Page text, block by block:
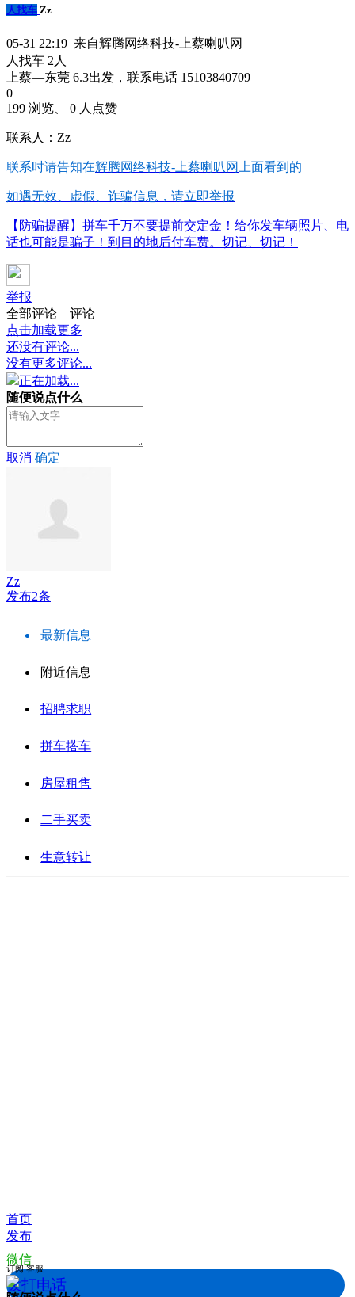
人找车 Zz
05-31 22:19 来自辉腾网络科技-上蔡喇叭网
人找车 2人
上蔡—东莞 6.3出发，联系电话 15103840709
0
199 浏览、 0 人点赞
联系人：Zz
联系时请告知在辉腾网络科技-上蔡喇叭网 上面看到的
如遇无效、虚假、诈骗信息，请立即举报
【防骗提醒】拼车千万不要提前交定金！给你发车辆照片、电
话也可能是骗子！到目的地后付车费。切记、切记！
举报
全部评论
评论
点击加载更多
还没有评论...
没有更多评论...
正在加载...
随便说点什么
取消 确定
Zz
发布2条
最新信息
附近信息
招聘求职
拼车搭车
房屋租售
二手买卖
生意转让
首页
发布
微信
拨打电话
订阅 客服